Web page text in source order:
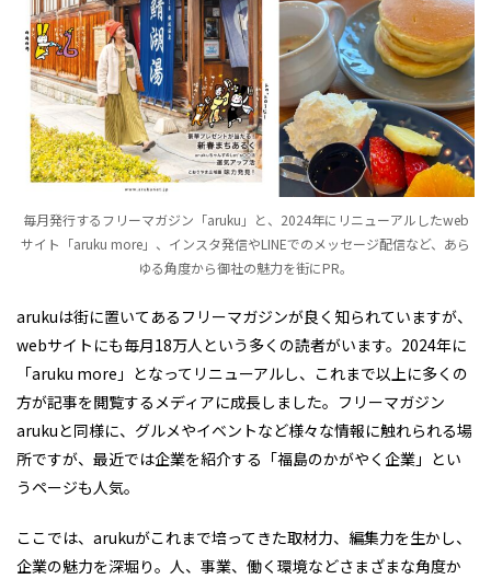
毎月発行するフリーマガジン「aruku」と、2024年にリニューアルしたweb
サイト「aruku more」、インスタ発信やLINEでのメッセージ配信など、あら
ゆる角度から御社の魅力を街にPR。
arukuは街に置いてあるフリーマガジンが良く知られていますが、
webサイトにも毎月18万人という多くの読者がいます。2024年に
「aruku more」となってリニューアルし、これまで以上に多くの
方が記事を閲覧するメディアに成長しました。フリーマガジン
arukuと同様に、グルメやイベントなど様々な情報に触れられる場
所ですが、最近では企業を紹介する「福島のかがやく企業」とい
うページも人気。
ここでは、arukuがこれまで培ってきた取材力、編集力を生かし、
企業の魅力を深堀り。人、事業、働く環境などさまざまな角度か